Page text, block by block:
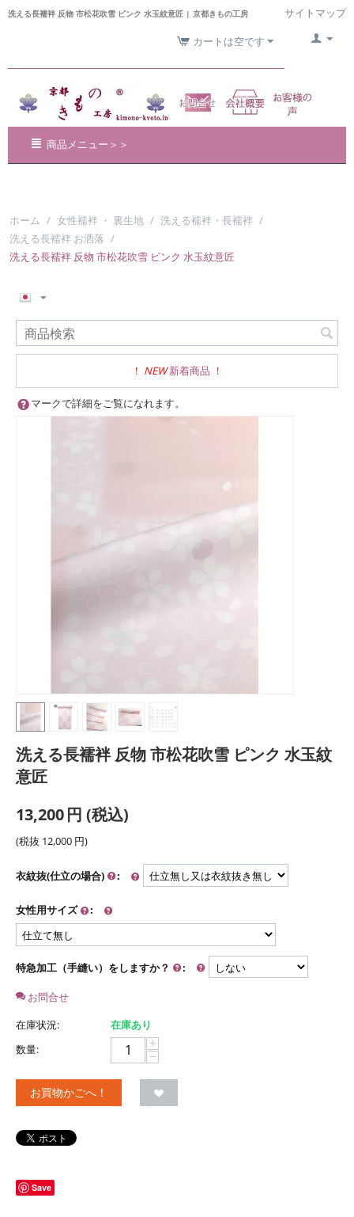
洗える長襦袢 反物 市松花吹雪 ピンク 水玉紋意匠 | 京都きもの工房
サイトマップ
カートは空です
商品メニュー＞＞
ホーム / 女性襦袢 ・ 裏生地 / 洗える襦袢・長襦袢 /
洗える長襦袢 お洒落 /
洗える長襦袢 反物 市松花吹雪 ピンク 水玉紋意匠
! NEW 新着商品 !
マークで詳細をご覧になれます。
洗える長襦袢 反物 市松花吹雪 ピンク 水玉紋
意匠
13,200円 (税込)
(税抜 12,000 円)
衣紋抜(仕立の場合) :
女性用サイズ :
特急加工（手縫い）をしますか？ :
お問合せ
在庫状況:
在庫あり
数量:
+
−
お買物かごへ！
Save